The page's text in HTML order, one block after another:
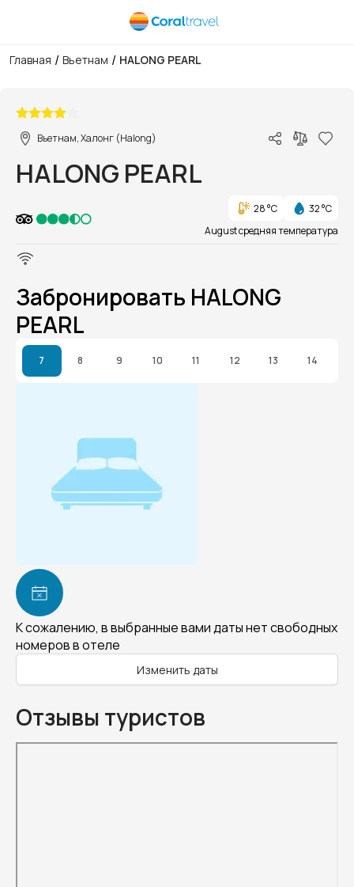
Главная / Вьетнам / HALONG PEARL
Вьетнам, Халонг (Halong)
HALONG PEARL
28 °C
32 °C
August средняя температура
Забронировать HALONG
PEARL
7 8 9 10 11 12 13 14
К сожалению, в выбранные вами даты нет свободных
номеров в отеле
Изменить даты
Отзывы туристов